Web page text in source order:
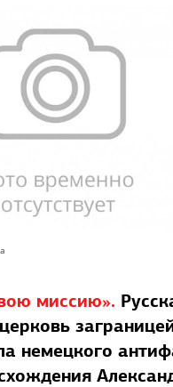
миссию».
немецкого